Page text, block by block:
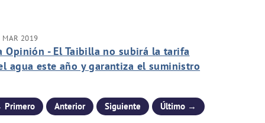
MAR 2019
Opinión - El Taibilla no subirá la tarifa
agua este año y garantiza el suministro
Anterior Siguiente Último →